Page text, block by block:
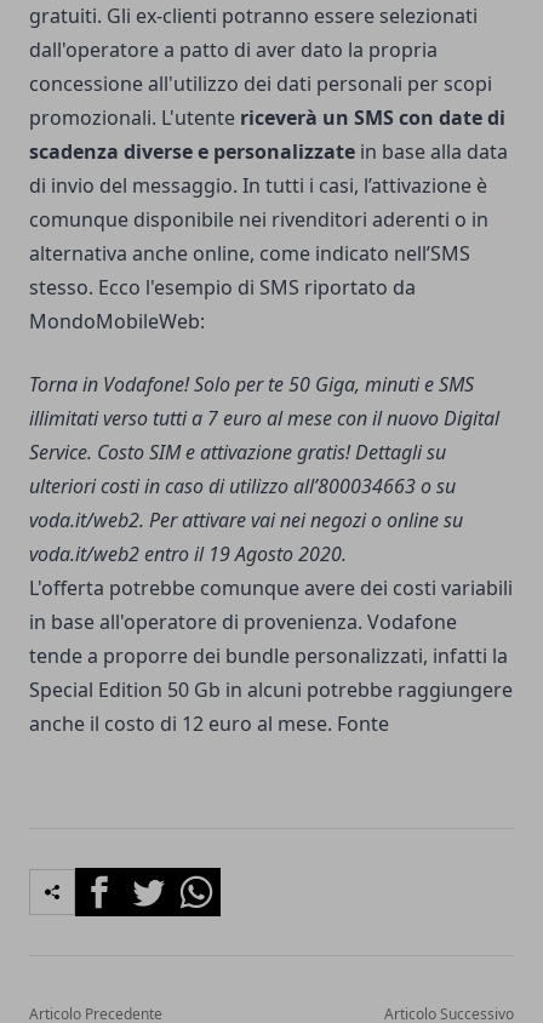
gratuiti. Gli ex-clienti potranno essere selezionati
dall'operatore a patto di aver dato la propria
concessione all'utilizzo dei dati personali per scopi
promozionali. L'utente riceverà un SMS con date di
scadenza diverse e personalizzate in base alla data
di invio del messaggio. In tutti i casi, l’attivazione è
comunque disponibile nei rivenditori aderenti o in
alternativa anche online, come indicato nell’SMS
stesso. Ecco l'esempio di SMS riportato da
MondoMobileWeb:
Torna in Vodafone! Solo per te 50 Giga, minuti e SMS
illimitati verso tutti a 7 euro al mese con il nuovo Digital
Service. Costo SIM e attivazione gratis! Dettagli su
ulteriori costi in caso di utilizzo all’800034663 o su
voda.it/web2. Per attivare vai nei negozi o online su
voda.it/web2 entro il 19 Agosto 2020.
L'offerta potrebbe comunque avere dei costi variabili
in base all'operatore di provenienza. Vodafone
tende a proporre dei bundle personalizzati, infatti la
Special Edition 50 Gb in alcuni potrebbe raggiungere
anche il costo di 12 euro al mese. Fonte
FacebookTwitterWhatsapp
Articolo Precedente Articolo Successivo